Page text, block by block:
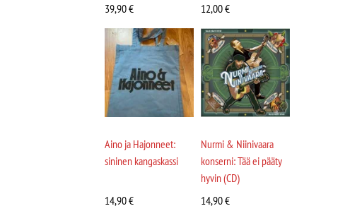
39,90€
12,00€
Aino ja Hajonneet:
sininen kangaskassi
14,90€
Nurmi & Niinivaara
konserni: Tää ei pääty
hyvin (CD)
14,90€